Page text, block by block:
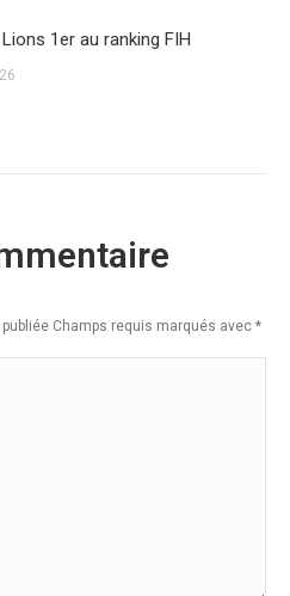
1er au ranking FIH
Champs requis marqués avec *